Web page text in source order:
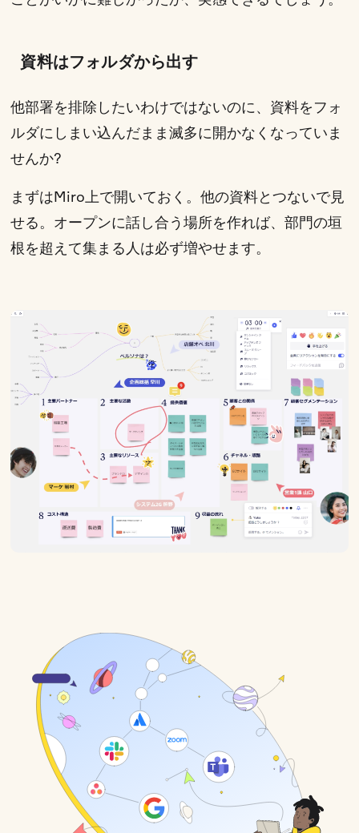
資料はフォルダから出す
他部署を排除したいわけではないのに、資料をフォ
ルダにしまい込んだまま滅多に開かなくなっていま
せんか?
まずはMiro上で開いておく。他の資料とつないで見
せる。オープンに話し合う場所を作れば、部門の垣
根を超えて集まる人は必ず増やせます。